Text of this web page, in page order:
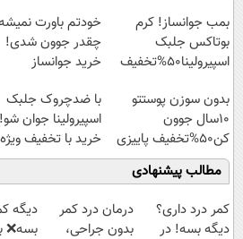
بمب جوانساز! کرم
بوتاکس جلبک
اسپیرولینا50%تخفیف
خودتم باورت
چقدر جوون شدی!
خرید جوانساز
ویژه
بدون سوزن پوستتو
10سال جوون
کن50%تخفیف پاییزی
با ضدچروک جلبک
اسپیرولینا جوان شو!
خرید با تخفیف ویژه
مطالب پیشنهادی
کمر درد داری؟
دیگه بسه! در
درمان درد کمر
بدون جراحی،
دیگه
بسه❌